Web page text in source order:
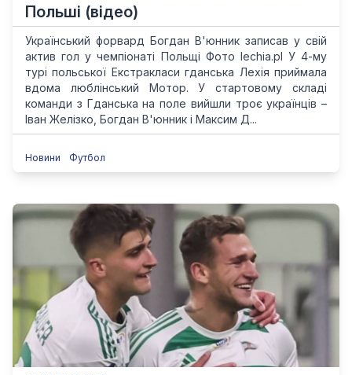
Польші (відео)
Український форвард Богдан В'юнник записав у свій
актив гол у чемпіонаті Польщі Фото lechia.pl У 4-му
турі польської Екстракласи гданська Лехія приймала
вдома люблінський Мотор. У стартовому складі
команди з Гданська на поле вийшли троє українців –
Іван Желізко, Богдан В'юнник і Максим Д...
Новини Футбол